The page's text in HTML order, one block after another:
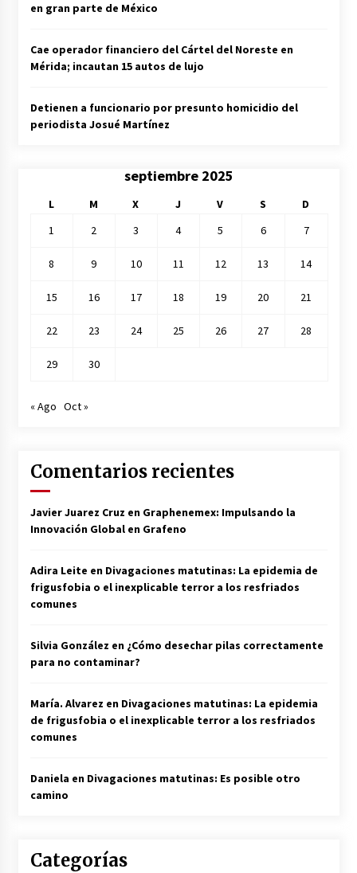
en gran parte de México
Cae operador financiero del Cártel del Noreste en
Mérida; incautan 15 autos de lujo
Detienen a funcionario por presunto homicidio del
periodista Josué Martínez
septiembre 2025
L M X J V S
D
1
2 3 4 5 6 7
8 9 10 11 12 13 14
15 16 17 18 19 20 21
22 23 24 25 26 27 28
29 30
« Ago Oct »
Comentarios recientes
Javier Juarez Cruz en Graphenemex: Impulsando la
Innovación Global en Grafeno
Adira Leite en Divagaciones matutinas: La epidemia de
frigusfobia o el inexplicable terror a los resfriados
comunes
Silvia González en ¿Cómo desechar pilas correctamente
para no contaminar?
María. Alvarez en Divagaciones matutinas: La epidemia
de frigusfobia o el inexplicable terror a los resfriados
comunes
Daniela en Divagaciones matutinas: Es posible otro
camino
Categorías